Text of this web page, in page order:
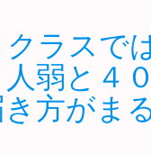
クラスで
人弱と４
方がま